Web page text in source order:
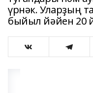
үрнәк. Уларҙың
быйыл йәйен 20